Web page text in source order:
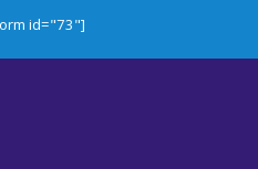
id="73"]